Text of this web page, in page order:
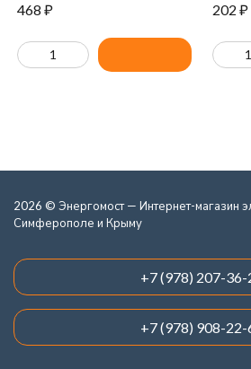
468 ₽ 202 ₽
2026 © Энергомост — Интернет-магазин
Симферополе и Крыму
+7 (978) 207-36-
+7 (978) 908-22-